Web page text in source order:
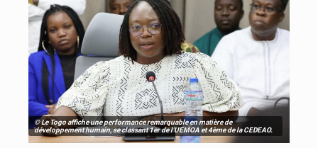
© Le Togo affiche une performance remarquable en matière de
développement humain, se classant 1er de l'UEMOA et 4ème de la CEDEAO.